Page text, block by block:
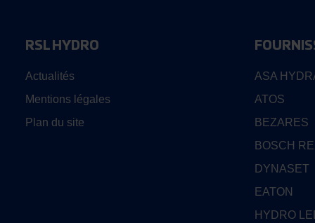
RSL HYDRO
Actualités
Mentions légales
Plan du site
ASA
ATOS
BEZARES
BOSCH
DYNASET
EATON
HYDRO